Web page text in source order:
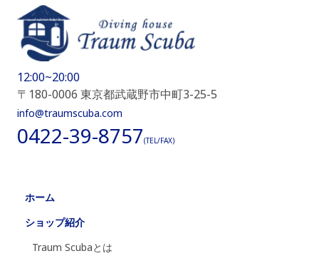
12:00~20:00
〒180-0006 東京都武蔵野市中町3-25-5
info@traumscuba.com
0422-39-8757(TEL/FAX)
ホーム
ショップ紹介
Traum Scubaとは